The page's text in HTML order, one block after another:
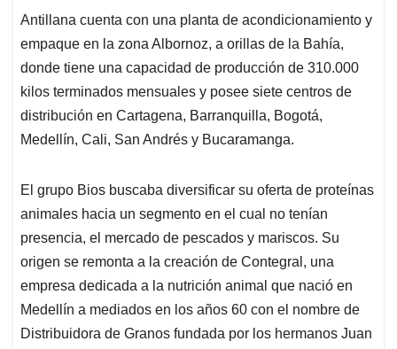
Antillana cuenta con una planta de acondicionamiento y
empaque en la zona Albornoz, a orillas de la Bahía,
donde tiene una capacidad de producción de 310.000
kilos terminados mensuales y posee siete centros de
distribución en Cartagena, Barranquilla, Bogotá,
Medellín, Cali, San Andrés y Bucaramanga.
El grupo Bios buscaba diversificar su oferta de proteínas
animales hacia un segmento en el cual no tenían
presencia, el mercado de pescados y mariscos. Su
origen se remonta a la creación de Contegral, una
empresa dedicada a la nutrición animal que nació en
Medellín a mediados en los años 60 con el nombre de
Distribuidora de Granos fundada por los hermanos Juan